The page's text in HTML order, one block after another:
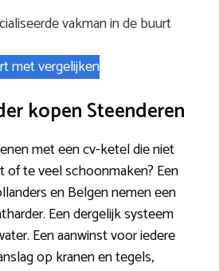
vakman in de buurt
met vergelijken
kopen Steenderen
met een cv-ketel die niet
te veel schoonmaken? Een
en Belgen nemen een
Een dergelijk systeem
Een aanwinst voor iedere
op kranen en tegels,